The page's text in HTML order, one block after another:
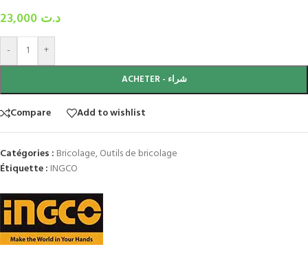
د.ت
- +
ACHETER - شراء
Compare Add to wishlist
Catégories : Bricolage,Outils de bricolage
Étiquette : INGCO